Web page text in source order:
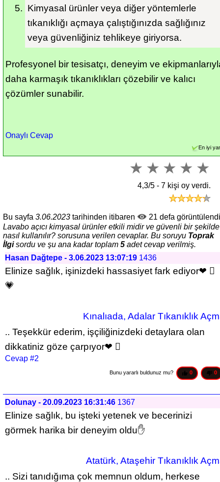
Kimyasal ürünler veya diğer yöntemlerle
tıkanıklığı açmaya çalıştığınızda sağlığınız
veya güvenliğiniz tehlikeye giriyorsa.
Profesyonel bir tesisatçı, deneyim ve
daha karmaşık tıkanıklıkları çözebilir ve kalıcı
çözümler sunabilir.
Onaylı Cevap
En iyi
4,3/5 - 7 kişi oy verdi.
Bu sayfa 3.06.2023 tarihinden itibaren
21 defa
Lavabo açıcı kimyasal ürünler etkili midir ve güvenli bir şekilde
nasıl kullanılır? sorusuna verilen cevaplar. Bu soruyu Toprak
İlgisordu ve şu ana kadar toplam 5 adet cevap verilmiş.
Hasan Dağtepe - 3.06.2023 13:07:19 1436
Elinize sağlık, işinizdeki hassasiyet fark ediyor❤ 🏻
💗
Kınalıada, Adalar Tıkanıklık
.. Teşekkür ederim, işçiliğinizdeki detaylara olan
dikkatiniz göze çarpıyor❤ 🏻
Cevap #2
Bunu yararlı buldunuz mu? 0 0
Dolunay - 20.09.2023 16:31:46 1367
Elinize sağlık, bu işteki yetenek ve becerinizi
görmek harika bir deneyim oldu✋
Atatürk, Ataşehir Tıkanıklık
.. Sizi tanıdığıma çok memnun oldum, herkese